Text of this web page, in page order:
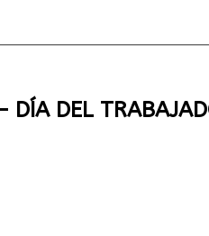
DÍA DEL